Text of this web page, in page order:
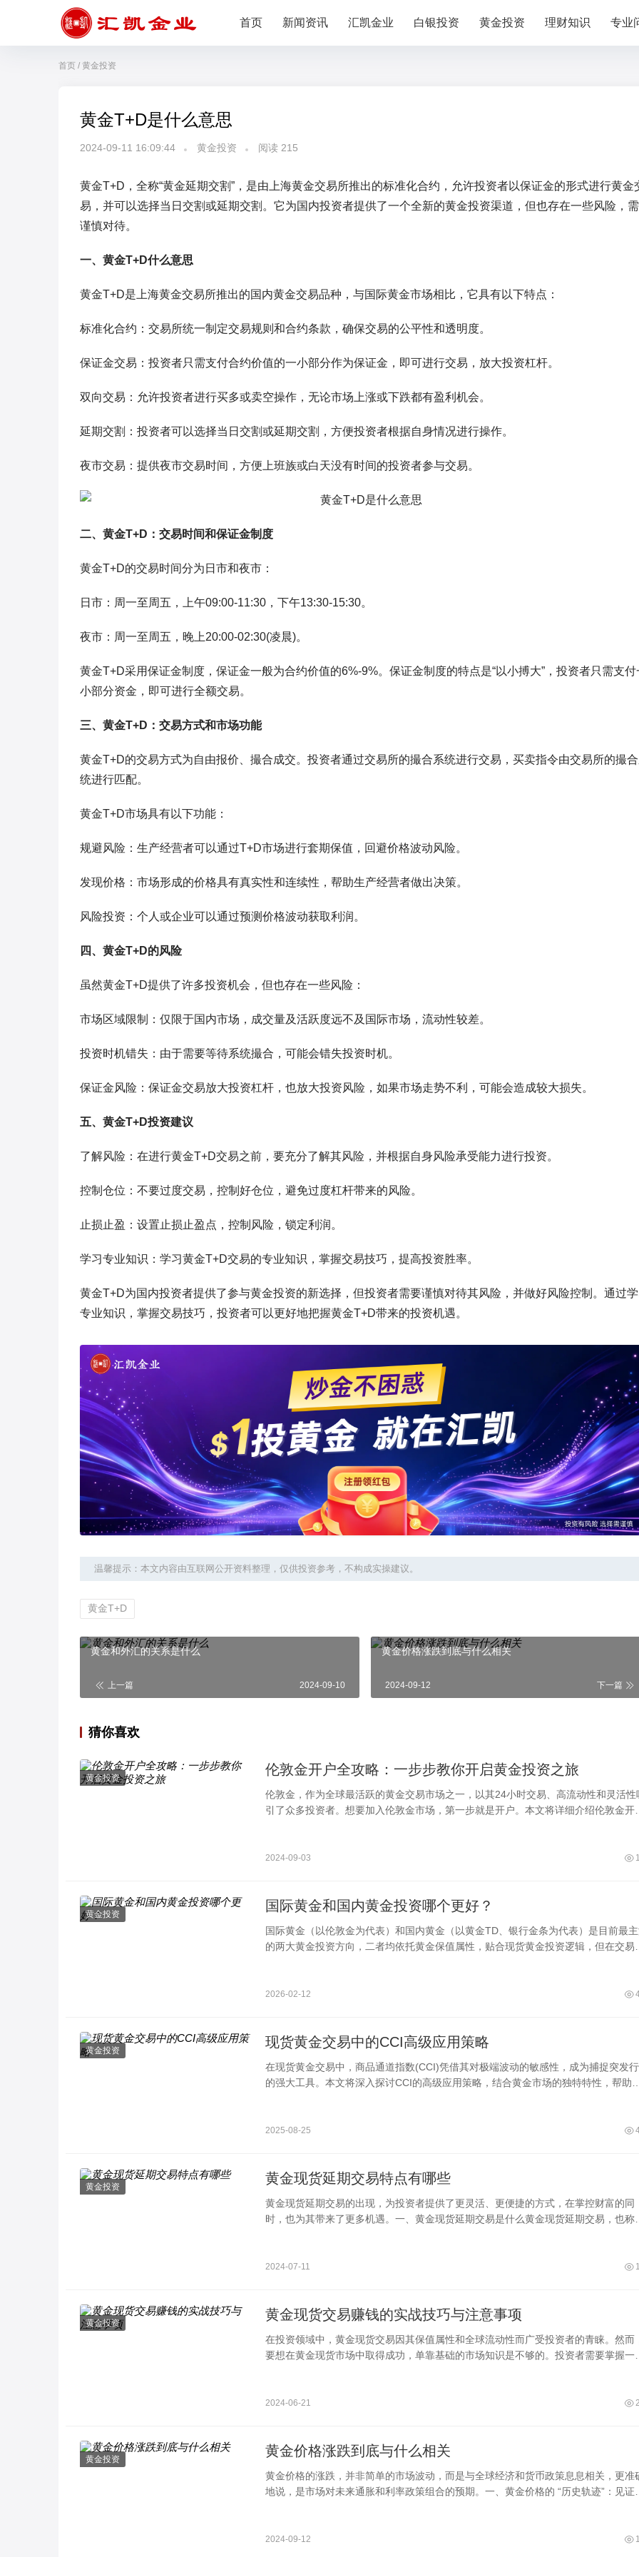
首页 新闻资讯 汇凯金业 白银投资 黄金投资 理财知识 专业
首页 / 黄金投资
黄金T+D是什么意思
2024-09-11 16:09:44 黄金投资 阅读 215
黄金T+D，全称“黄金延期交割”，是由上海黄金交易所推出的标准化合约，允许投资者以保证金的形式进行黄金
易，并可以选择当日交割或延期交割。它为国内投资者提供了一个全新的黄金投资渠道，但也存在一些风险，
谨慎对待。
一、黄金T+D什么意思
黄金T+D是上海黄金交易所推出的国内黄金交易品种，与国际黄金市场相比，它具有以下特点：
标准化合约：交易所统一制定交易规则和合约条款，确保交易的公平性和透明度。
保证金交易：投资者只需支付合约价值的一小部分作为保证金，即可进行交易，放大投资杠杆。
双向交易：允许投资者进行买多或卖空操作，无论市场上涨或下跌都有盈利机会。
延期交割：投资者可以选择当日交割或延期交割，方便投资者根据自身情况进行操作。
夜市交易：提供夜市交易时间，方便上班族或白天没有时间的投资者参与交易。
二、黄金T+D：交易时间和保证金制度
黄金T+D的交易时间分为日市和夜市：
日市：周一至周五，上午09:00-11:30，下午13:30-15:30。
夜市：周一至周五，晚上20:00-02:30(凌晨)。
黄金T+D采用保证金制度，保证金一般为合约价值的6%-9%。保证金制度的特点是“以小搏大”，投资者只需支付
小部分资金，即可进行全额交易。
三、黄金T+D：交易方式和市场功能
黄金T+D的交易方式为自由报价、撮合成交。投资者通过交易所的撮合系统进行交易，买卖指令由交易所的撮
统进行匹配。
黄金T+D市场具有以下功能：
规避风险：生产经营者可以通过T+D市场进行套期保值，回避价格波动风险。
发现价格：市场形成的价格具有真实性和连续性，帮助生产经营者做出决策。
风险投资：个人或企业可以通过预测价格波动获取利润。
四、黄金T+D的风险
虽然黄金T+D提供了许多投资机会，但也存在一些风险：
市场区域限制：仅限于国内市场，成交量及活跃度远不及国际市场，流动性较差。
投资时机错失：由于需要等待系统撮合，可能会错失投资时机。
保证金风险：保证金交易放大投资杠杆，也放大投资风险，如果市场走势不利，可能会造成较大损失。
五、黄金T+D投资建议
了解风险：在进行黄金T+D交易之前，要充分了解其风险，并根据自身风险承受能力进行投资。
控制仓位：不要过度交易，控制好仓位，避免过度杠杆带来的风险。
止损止盈：设置止损止盈点，控制风险，锁定利润。
学习专业知识：学习黄金T+D交易的专业知识，掌握交易技巧，提高投资胜率。
黄金T+D为国内投资者提供了参与黄金投资的新选择，但投资者需要谨慎对待其风险，并做好风险控制。通过学
专业知识，掌握交易技巧，投资者可以更好地把握黄金T+D带来的投资机遇。
温馨提示：本文内容由互联网公开资料整理，仅供投资参考，不构成实操建议。
黄金T+D
黄金和外汇的关系是什么
上一篇 2024-09-10
黄金价格涨跌到底与什么相关
2024-09-12 下一篇
猜你喜欢
黄金投资
伦敦金开户全攻略：一步步教你开启黄金投资之旅
伦敦金，作为全球最活跃的黄金交易市场之一，以其24小时交易、高流动性和灵活性
引了众多投资者。想要加入伦敦金市场，第一步就是开户。本文将详细介绍伦敦金开户
2024-09-03
黄金投资
国际黄金和国内黄金投资哪个更好？
国际黄金（以伦敦金为代表）和国内黄金（以黄金TD、银行金条为代表）是目前最
的两大黄金投资方向，二者均依托黄金保值属性，贴合现货黄金投资逻辑，但在交易规
2026-02-12
黄金投资
现货黄金交易中的CCI高级应用策略
在现货黄金交易中，商品通道指数(CCI)凭借其对极端波动的敏感性，成为捕捉突发
的强大工具。本文将深入探讨CCI的高级应用策略，结合黄金市场的独特特性，帮助投
2025-08-25
黄金投资
黄金现货延期交易特点有哪些
黄金现货延期交易的出现，为投资者提供了更灵活、更便捷的方式，在掌控财富的同
时，也为其带来了更多机遇。一、黄金现货延期交易是什么黄金现货延期交易，也称
2024-07-11
黄金投资
黄金现货交易赚钱的实战技巧与注意事项
在投资领域中，黄金现货交易因其保值属性和全球流动性而广受投资者的青睐。然而
要想在黄金现货市场中取得成功，单靠基础的市场知识是不够的。投资者需要掌握一些
2024-06-21
黄金投资
黄金价格涨跌到底与什么相关
黄金价格的涨跌，并非简单的市场波动，而是与全球经济和货币政策息息相关，更准
地说，是市场对未来通胀和利率政策组合的预期。一、黄金价格的 “历史轨迹”：见证时
2024-09-12